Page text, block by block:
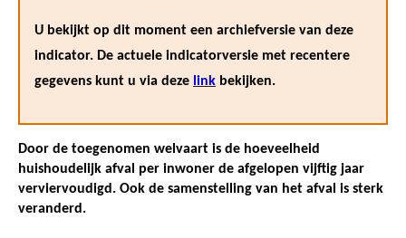
U bekijkt op dit moment een archiefversie van deze
indicator. De actuele indicatorversie met recentere
gegevens kunt u via deze link bekijken.
Door de toegenomen welvaart is de hoeveelheid
huishoudelijk afval per inwoner de afgelopen vijftig jaar
verviervoudigd. Ook de samenstelling van het afval is sterk
veranderd.